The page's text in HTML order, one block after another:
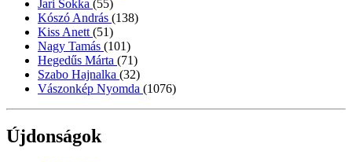
Jari Sokka (55)
Kószó András (138)
Kiss Anett (51)
Nagy Tamás (101)
Hegedűs Márta (71)
Szabo Hajnalka (32)
Vászonkép Nyomda (1076)
Újdonságok